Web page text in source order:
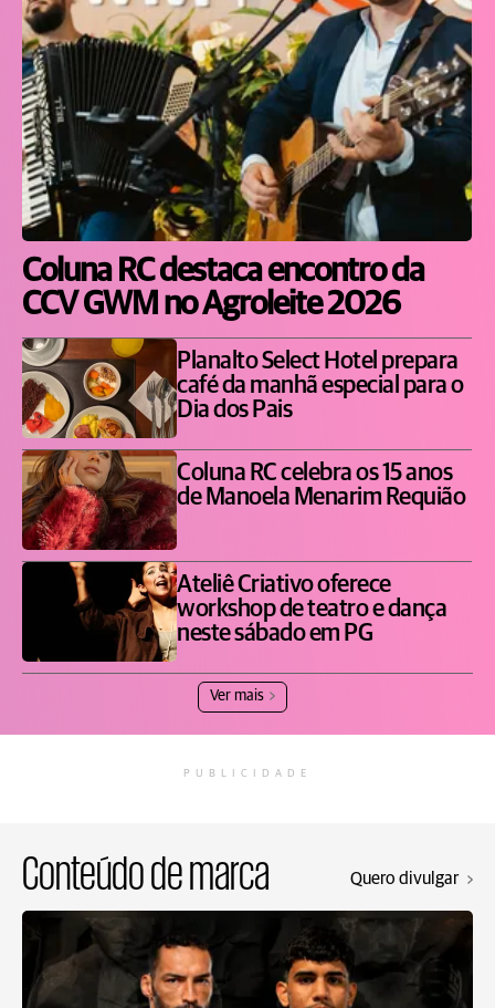
Coluna RC destaca encontro da
CCV GWM no Agroleite 2026
Planalto Select Hotel prepara
café da manhã especial para o
Dia dos Pais
Coluna RC celebra os 15 anos
de Manoela Menarim Requião
Ateliê Criativo oferece
workshop de teatro e dança
neste sábado em PG
Ver mais
PUBLICIDADE
Conteúdo de marca Quero divulgar